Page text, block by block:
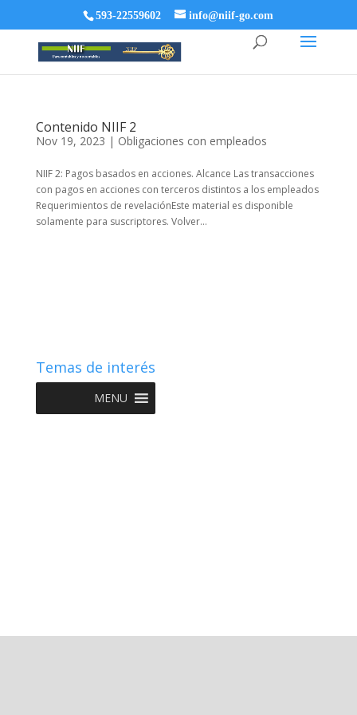
593-22559602 info@niif-go.com
Contenido NIIF 2
Nov 19, 2023 | Obligaciones con empleados
NIIF 2: Pagos basados en acciones. Alcance Las transacciones
con pagos en acciones con terceros distintos a los empleados
Requerimientos de revelaciónEste material es disponible
solamente para suscriptores. Volver...
Temas de interés
MENU